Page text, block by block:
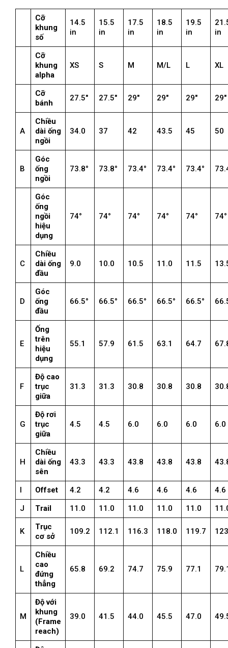
Cỡ
khung
số
14.5
in
15.5
in
17.5
in
18.5
in
19.5
in
in
Cỡ
khung
alpha
XS S M M/L L XL
Cỡ
bánh
27.5″ 27.5″ 29″ 29″ 29″ 29″
A
Chiều
dài ống
ngồi
34.0 37 42 43.5 45 50
B
Góc
ống
ngồi
73.8° 73.8° 73.4° 73.4° 73.4°
Góc
ống
ngồi
hiệu
dụng
74° 74° 74° 74° 74° 74°
C
Chiều
dài ống
đầu
9.0 10.0 10.5 11.0 11.5
D
Góc
ống
đầu
66.5° 66.5° 66.5° 66.5° 66.5°
E
Ống
trên
hiệu
dụng
55.1 57.9 61.5 63.1 64.7
F
Độ cao
trục
giữa
31.3 31.3 30.8 30.8 30.8
G
Độ rơi
trục
giữa
4.5 4.5 6.0 6.0 6.0 6.0
H
Chiều
dài ống
sên
43.3 43.3 43.8 43.8 43.8
Offset 4.2 4.2 4.6 4.6 4.6
4.6
J
Trail 11.0 11.0 11.0 11.0 11.0
K
Trục
cơ sở
109.2 112.1 116.3 118.0 119.7
L
Chiều
cao
đứng
thẳng
65.8 69.2 74.7 75.9 77.1
M
Độ với
khung
(Frame
reach)
39.0 41.5 44.0 45.5 47.0